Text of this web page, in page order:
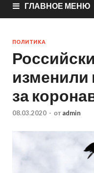
ГЛАВНОЕ МЕНЮ
ПОЛИТИКА
изменили
за
08.03.2020 - от admin